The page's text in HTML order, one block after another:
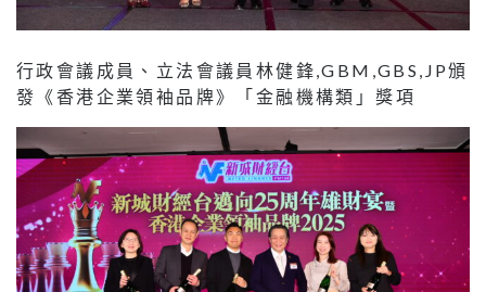
行政會議成員、立法會議員林健鋒,GBM,GBS,JP頒
發《香港企業領袖品牌》「金融機構類」獎項